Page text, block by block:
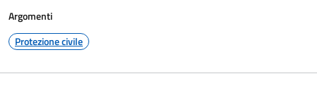
Argomenti
Protezione civile